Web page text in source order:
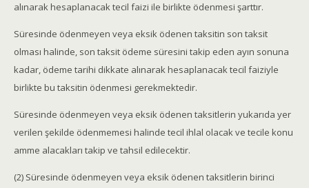
alınarak hesaplanacak tecil faizi ile birlikte ödenmesi şarttır.
Süresinde ödenmeyen veya eksik ödenen taksitin son taksit
olması halinde, son taksit ödeme süresini takip eden ayın sonuna
kadar, ödeme tarihi dikkate alınarak hesaplanacak tecil faiziyle
birlikte bu taksitin ödenmesi gerekmektedir.
Süresinde ödenmeyen veya eksik ödenen taksitlerin yukarıda yer
verilen şekilde ödenmemesi halinde tecil ihlal olacak ve tecile konu
amme alacakları takip ve tahsil edilecektir.
(2) Süresinde ödenmeyen veya eksik ödenen taksitlerin birinci